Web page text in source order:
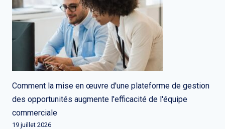
Comment la mise en œuvre d'une plateforme de gestion
des opportunités augmente l'efficacité de l'équipe
commerciale
19 juillet 2026